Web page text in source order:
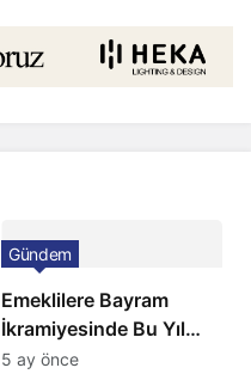
Emeklilere Bayram
İkramiyesinde Bu Yıl
Artış Gelmeyecek
Gündem
5 ay önce